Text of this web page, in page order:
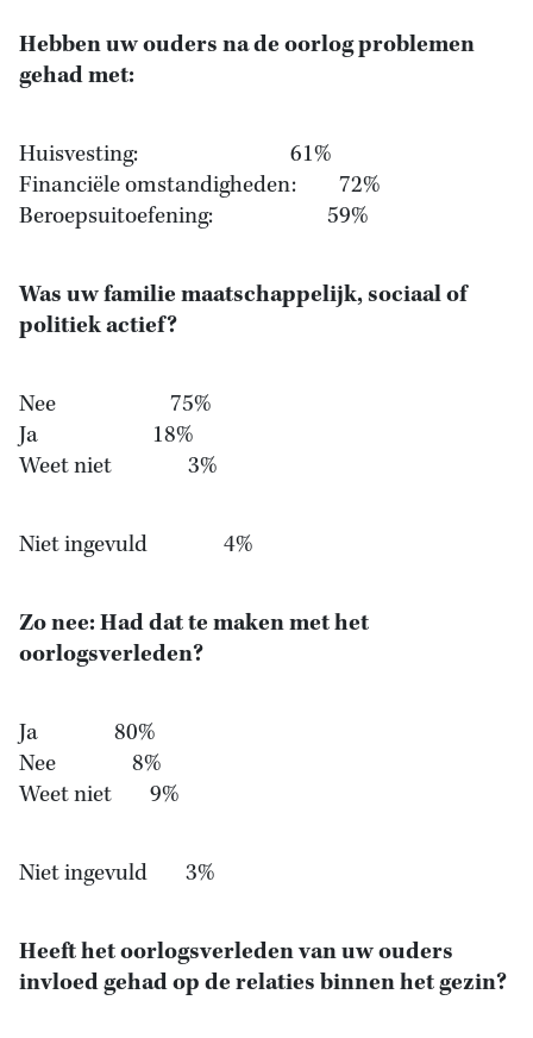
Hebben uw ouders na de oorlog problemen
gehad met:
Huisvesting: 61%
Financiële omstandigheden: 72%
Beroepsuitoefening: 59%
Was uw familie maatschappelijk, sociaal of
politiek actief?
Nee 75%
Ja 18%
Weet niet 3%
Niet ingevuld 4%
Zo nee: Had dat te maken met het
oorlogsverleden?
Ja 80%
Nee 8%
Weet niet 9%
Niet ingevuld 3%
Heeft het oorlogsverleden van uw ouders
invloed gehad op de relaties binnen het gezin?